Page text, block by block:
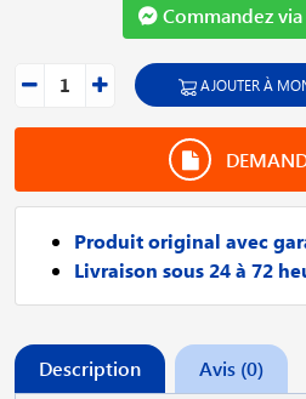
Commandez
AJOUTER À
Produit original avec
Livraison sous 24 à 72
Description Avis (0)